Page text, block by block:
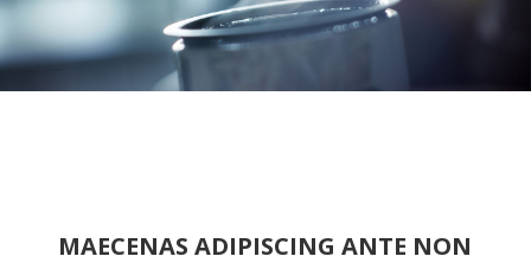
MAECENAS ADIPISCING ANTE NON